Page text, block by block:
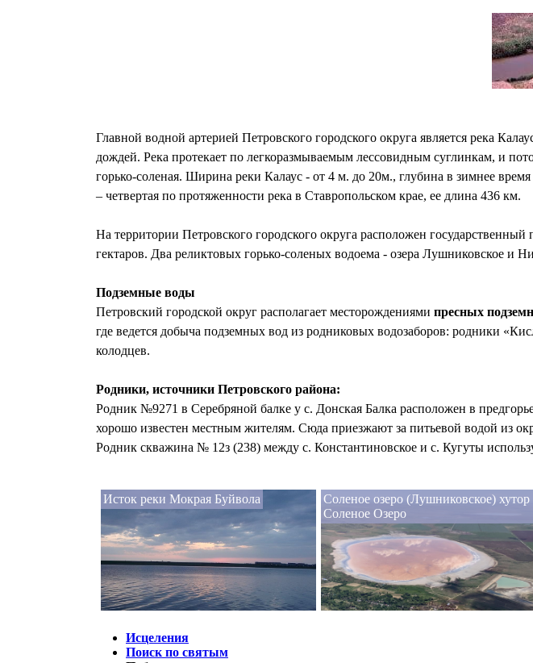
Главной водной артерией Петровского городского округа является река
дождей. Река протекает по легкоразмываемым лессовидным суглинкам, и
горько-соленая. Ширина реки Калаус - от 4 м. до 20м., глубина в зимнее
– четвертая по протяженности река в Ставропольском крае, ее длина 436 км.
На территории Петровского городского округа расположен
гектаров. Два реликтовых горько-соленых водоема - озера Лушниковское и
Подземные воды
Петровский городской округ располагает месторождениями пресных
где ведется добыча подземных вод из родниковых водозаборов: родники
колодцев.
Родники, источники Петровского района:
Родник №9271 в Серебряной балке у с. Донская Балка расположен в
хорошо известен местным жителям. Сюда приезжают за питьевой водой из
Родник скважина № 12з (238) между с. Константиновское и с. Кугуты
Исток реки Мокрая Буйвола
Соленое озеро (Лушниковское) хутор
Соленое Озеро
Исцеления
Поиск по святым